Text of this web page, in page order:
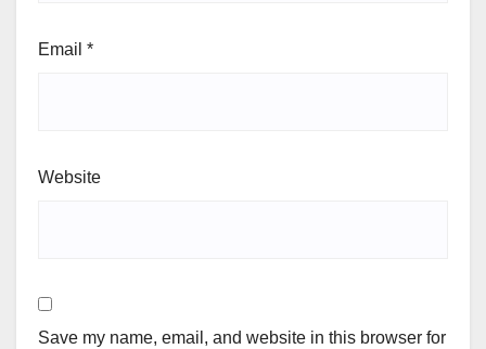
Email *
Website
Save my name, email, and website in this browser for